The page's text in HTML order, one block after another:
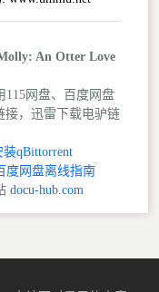
An Otter Love
115网盘、百度网盘
接，迅雷下载电驴链
装qBittorrent
度网盘离线指南
docu-hub.com